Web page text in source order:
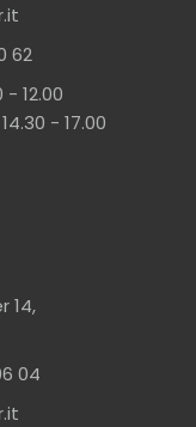
62
- 12.00
14.30 - 17.00
14,
04